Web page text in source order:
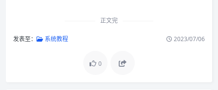
正文完
发表至： 系统教程 2023/07/06
0